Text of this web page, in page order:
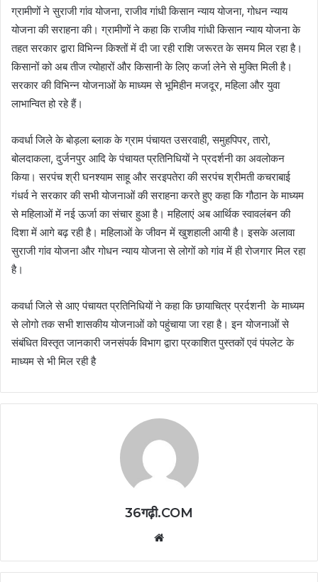
ग्रामीणों ने सुराजी गांव योजना, राजीव गांधी किसान न्याय योजना, गोधन न्याय
योजना की सराहना की। ग्रामीणों ने कहा कि राजीव गांधी किसान न्याय योजना के
तहत सरकार द्वारा विभिन्न किश्तों में दी जा रही राशि जरूरत के समय मिल रहा है।
किसानों को अब तीज त्योहारों और किसानी के लिए कर्जा लेने से मुक्ति मिली है।
सरकार की विभिन्न योजनाओं के माध्यम से भूमिहीन मजदूर, महिला और युवा
लाभान्वित हो रहे हैं।
कवर्धा जिले के बोड़ला ब्लाक के ग्राम पंचायत उसरवाही, समुहपिपर, तारो,
बोलदाकला, दुर्जनपुर आदि के पंचायत प्रतिनिधियों ने प्रदर्शनी का अवलोकन
किया। सरपंच श्री घनश्याम साहू और सरइपतेरा की सरपंच श्रीमती कचराबाई
गंधर्व ने सरकार की सभी योजनाओं की सराहना करते हुए कहा कि गौठान के माध्यम
से महिलाओं में नई ऊर्जा का संचार हुआ है। महिलाएं अब आर्थिक स्वावलंबन की
दिशा में आगे बढ़ रही है। महिलाओं के जीवन में खुशहाली आयी है। इसके अलावा
सुराजी गांव योजना और गोधन न्याय योजना से लोगों को गांव में ही रोजगार मिल रहा
है।
कवर्धा जिले से आए पंचायत प्रतिनिधियों ने कहा कि छायाचित्र प्रर्दशनी के माध्यम
से लोगो तक सभी शासकीय योजनाओं को पहुंचाया जा रहा है। इन योजनाओं से
संबंधित विस्तृत जानकारी जनसंपर्क विभाग द्वारा प्रकाशित पुस्तकों एवं पंपलेट के
माध्यम से भी मिल रही है
36गढ़ी.COM